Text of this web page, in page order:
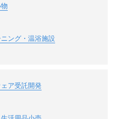
ング・温浴施設
ア受託開発